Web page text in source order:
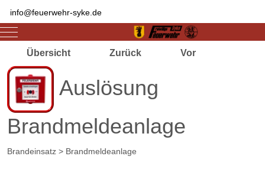
info@feuerwehr-syke.de
Mobile Menu Toggle
Übersicht Zurück Vor
Auslösung
Brandmeldeanlage
Brandeinsatz > Brandmeldeanlage